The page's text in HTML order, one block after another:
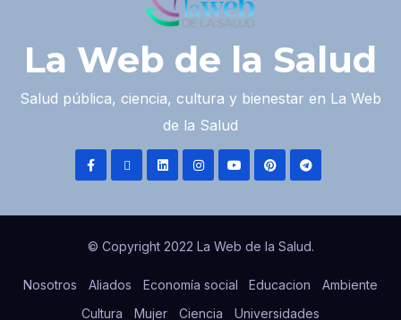
La Web de la Salud
Salud pública, ciencia, cultura y bienestar en La Web
de la Salud
© Copyright 2022 La Web de la Salud.
Nosotros Aliados Economía social Educacion
Ambiente
Cultura
Mujer Ciencia Universidades